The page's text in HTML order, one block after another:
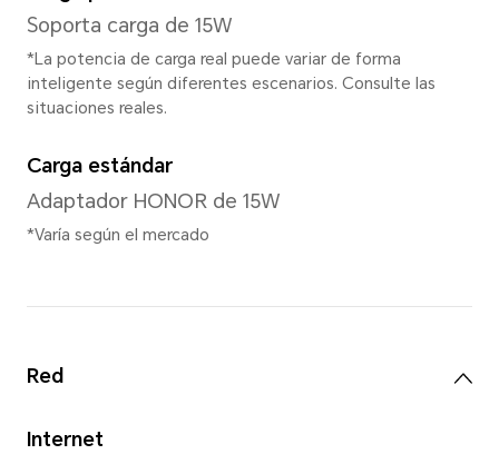
Cámara trasera
Cámara principal de 13 MP
0.08 MP
*Los píxeles pueden variar según
Grabación de videos